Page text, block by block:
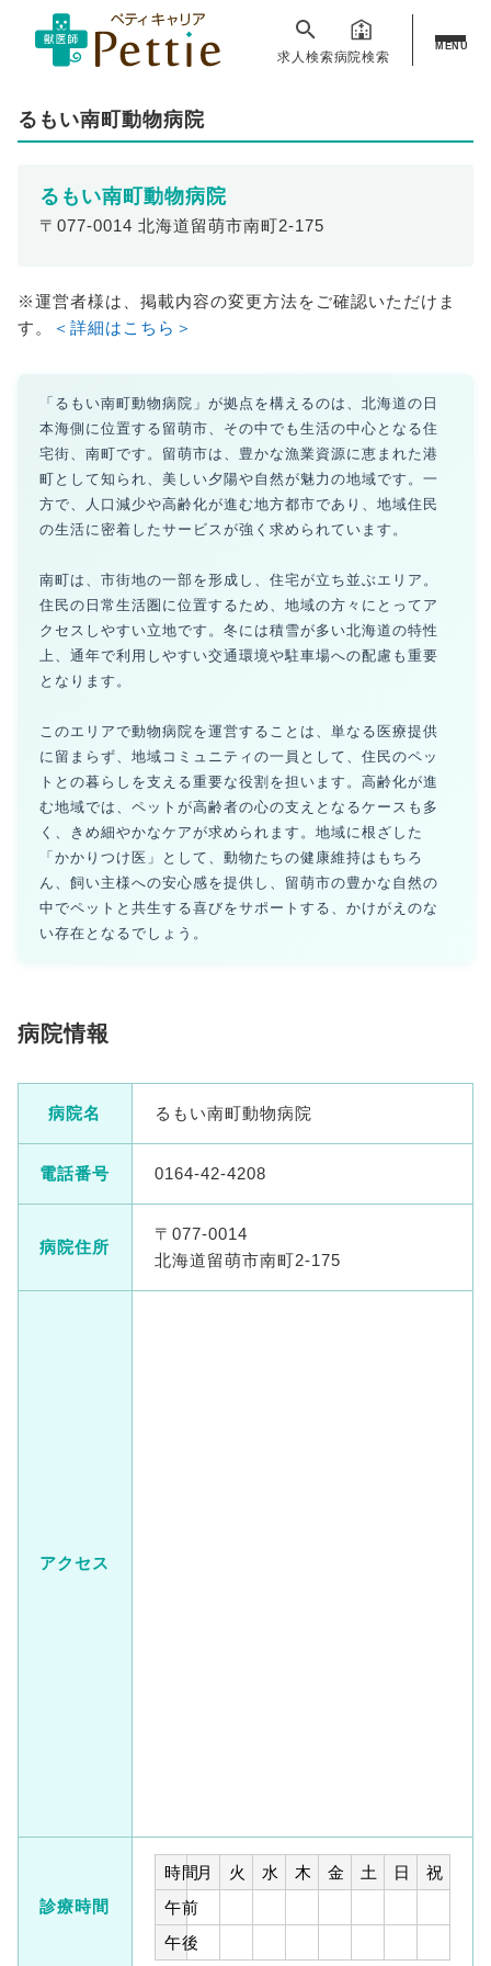
求人検索病院検索
MENU
るもい南町動物病院
るもい南町動物病院
〒077-0014 北海道留萌市南町2-175
※運営者様は、掲載内容の変更方法をご確認いただけま
す。
＜詳細はこちら＞
「るもい南町動物病院」が拠点を構えるのは、北海道の日
本海側に位置する留萌市、その中でも生活の中心となる住
宅街、南町です。留萌市は、豊かな漁業資源に恵まれた港
町として知られ、美しい夕陽や自然が魅力の地域です。一
方で、人口減少や高齢化が進む地方都市であり、地域住民
の生活に密着したサービスが強く求められています。
南町は、市街地の一部を形成し、住宅が立ち並ぶエリア。
住民の日常生活圏に位置するため、地域の方々にとってア
クセスしやすい立地です。冬には積雪が多い北海道の特性
上、通年で利用しやすい交通環境や駐車場への配慮も重要
となります。
このエリアで動物病院を運営することは、単なる医療提供
に留まらず、地域コミュニティの一員として、住民のペッ
トとの暮らしを支える重要な役割を担います。高齢化が進
む地域では、ペットが高齢者の心の支えとなるケースも多
く、きめ細やかなケアが求められます。地域に根ざした
「かかりつけ医」として、動物たちの健康維持はもちろ
ん、飼い主様への安心感を提供し、留萌市の豊かな自然の
中でペットと共生する喜びをサポートする、かけがえのな
い存在となるでしょう。
病院情報
病院名 るもい南町動物病院
電話番号 0164-42-4208
病院住所
〒077-0014
北海道留萌市南町2-175
アクセス
診療時間
時間月 火 水 木 金 土 日
祝
午前
午後